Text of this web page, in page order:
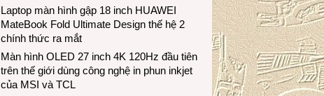
Laptop màn hình gập 18 inch HUAWEI
MateBook Fold Ultimate Design thế hệ 2
chính thức ra mắt
Màn hình OLED 27 inch 4K 120Hz đầu tiên
trên thế giới dùng công nghệ in phun inkjet
của MSI và TCL